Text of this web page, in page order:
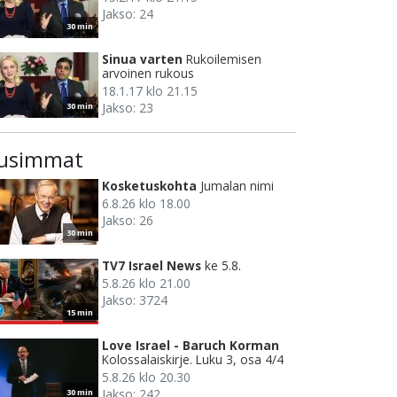
30 min
Jakso: 24
30 min
Sinua varten Rukoilemisen
arvoinen rukous
18.1.17 klo 21.15
Jakso: 23
30 min
Kosketuskohta Jumalan nimi
6.8.26 klo 18.00
Jakso: 26
15 min
TV7 Israel News ke 5.8.
5.8.26 klo 21.00
Jakso: 3724
30 min
Love Israel - Baruch Korman
Kolossalaiskirje. Luku 3, osa 4/4
5.8.26 klo 20.30